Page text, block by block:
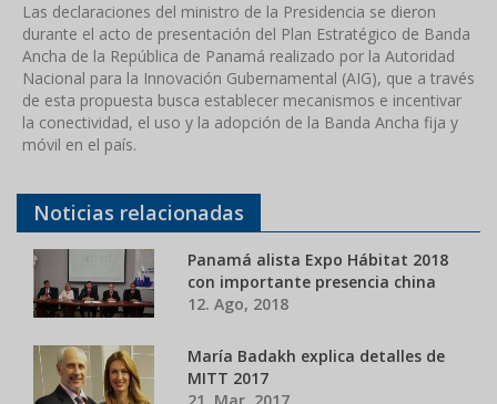
Las declaraciones del ministro de la Presidencia se dieron
durante el acto de presentación del Plan Estratégico de Banda
Ancha de la República de Panamá realizado por la Autoridad
Nacional para la Innovación Gubernamental (AIG), que a través
de esta propuesta busca establecer mecanismos e incentivar
la conectividad, el uso y la adopción de la Banda Ancha fija y
móvil en el país.
Noticias relacionadas
Panamá alista Expo Hábitat 2018
con importante presencia china
12. Ago, 2018
María Badakh explica detalles de
MITT 2017